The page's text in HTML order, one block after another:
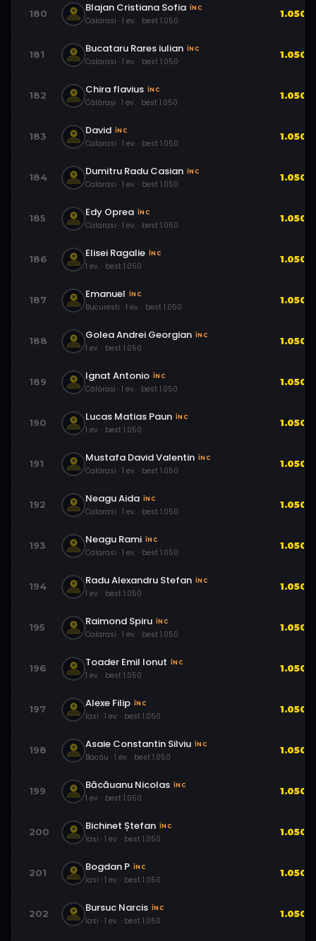
180 Blajan Cristiana Sofia ÎNC
Calarasi · 1 ev. · best 1.050
1.050
181 Bucataru Rares iulian ÎNC
Calarasi · 1 ev. · best 1.050
1.050
182 Chira flavius ÎNC
Călărași · 1 ev. · best 1.050
1.050
183 David ÎNC
Calarasi · 1 ev. · best 1.050
1.050
184 Dumitru Radu Casian ÎNC
Calarasi · 1 ev. · best 1.050
1.050
185 Edy Oprea ÎNC
Calarasi · 1 ev. · best 1.050
1.050
186 Elisei Ragalie ÎNC
1 ev. · best 1.050
1.050
187 Emanuel ÎNC
Bucuresti · 1 ev. · best 1.050
1.050
188 Golea Andrei Georgian ÎNC
1 ev. · best 1.050
1.050
189 Ignat Antonio ÎNC
Călărași · 1 ev. · best 1.050
1.050
190 Lucas Matias Paun ÎNC
1 ev. · best 1.050
1.050
191 Mustafa David Valentin ÎNC
Calarasi · 1 ev. · best 1.050
1.050
192 Neagu Aida ÎNC
Calarasi · 1 ev. · best 1.050
1.050
193 Neagu Rami ÎNC
Calarasi · 1 ev. · best 1.050
1.050
194 Radu Alexandru Stefan ÎNC
1 ev. · best 1.050
1.050
195 Raimond Spiru ÎNC
Calarasi · 1 ev. · best 1.050
1.050
196 Toader Emil Ionut ÎNC
1 ev. · best 1.050
1.050
197 Alexe Filip ÎNC
Iasi · 1 ev. · best 1.050
1.050
198 Asaie Constantin Silviu ÎNC
Bacău · 1 ev. · best 1.050
1.050
199 Băcăuanu Nicolas ÎNC
1 ev. · best 1.050
1.050
200 Bichinet Ștefan ÎNC
Iasi · 1 ev. · best 1.050
1.050
201 Bogdan P ÎNC
Iasi · 1 ev. · best 1.050
1.050
202 Bursuc Narcis ÎNC
Iasi · 1 ev. · best 1.050
1.050